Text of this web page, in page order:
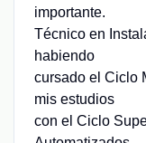
importante.
Técnico en
habiendo
cursado el Ciclo
mis estudios
con el Ciclo